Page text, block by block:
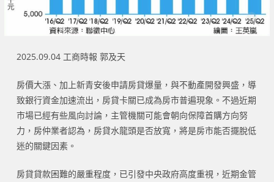
2025.09.04 工商時報 郭及天
房價大漲、加上新青安後申請房貸爆量，與不動產開發興盛，導
致銀行資金加速流出，房貸卡關已成為房市普遍現象。不過近期
市場已經有些風向討論，主管機關可能會朝向保障首購方向努
力，房仲業者認為，房貸水龍頭是否放寬，將是房市能否擺脫低
迷的關鍵因素。
房貸貸款困難的嚴重程度，已引發中央政府高度重視，近期金管